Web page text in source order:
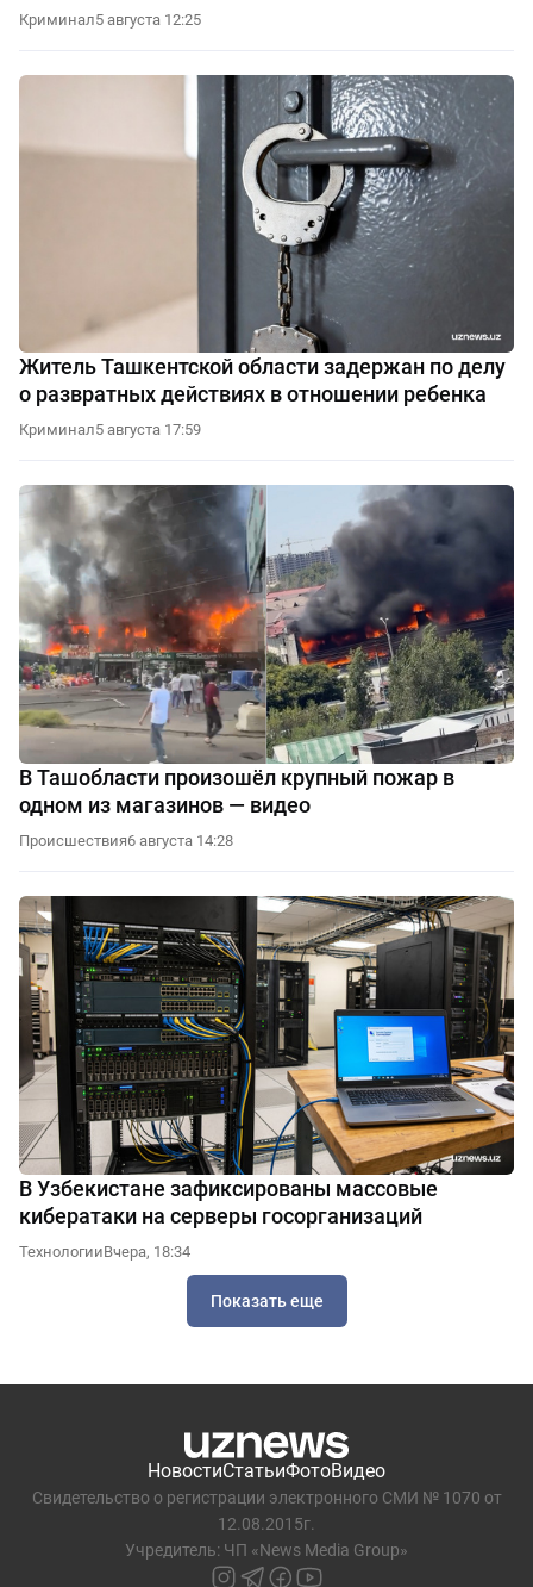
Криминал5 августа 12:25
Житель Ташкентской области задержан по делу
о развратных действиях в отношении ребенка
Криминал5 августа 17:59
В Ташобласти произошёл крупный пожар в
одном из магазинов — видео
Происшествия6 августа 14:28
В Узбекистане зафиксированы массовые
кибератаки на серверы госорганизаций
ТехнологииВчера, 18:34
Показать еще
НовостиСтатьиФотоВидео
Свидетельство о регистрации электронного СМИ № 1070 от
12.08.2015г.
Учредитель: ЧП «News Media Group»